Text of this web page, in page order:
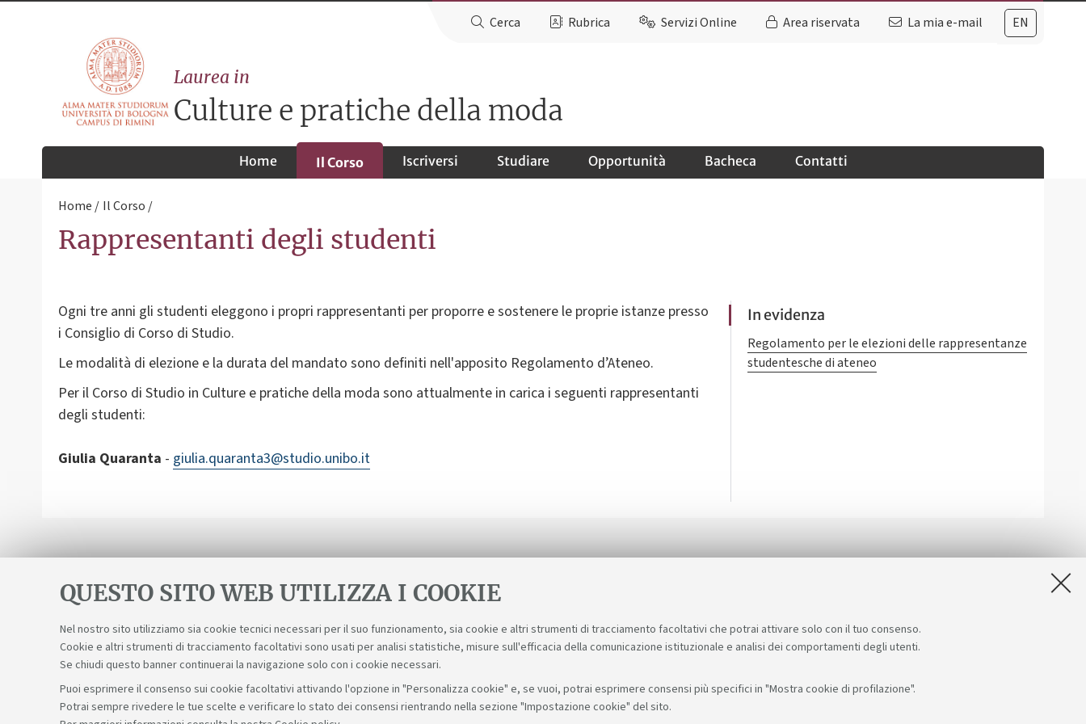
QUESTO SITO WEB UTILIZZA I COOKIE
Nel nostro sito utilizziamo sia cookie tecnici necessari per il suo funzionamento, sia cookie e altri strumenti di tracciamento facoltativi che potrai attivare solo con il tuo consenso.
Cookie e altri strumenti di tracciamento facoltativi sono usati per analisi statistiche, misure sull'efficacia della comunicazione istituzionale e analisi dei comportamenti degli utenti.
Se chiudi questo banner continuerai la navigazione solo con i cookie necessari.
Puoi esprimere il consenso sui cookie facoltativi attivando l'opzione in "Personalizza cookie" e, se vuoi, potrai esprimere consensi più specifici in "Mostra cookie di profilazione".
Potrai sempre rivedere le tue scelte e verificare lo stato dei consensi rientrando nella sezione "Impostazione cookie" del sito.
EN
Cerca Rubrica Servizi Online Area riservata La mia e-mail
Laurea in
Culture e pratiche della moda
Home Il Corso Iscriversi Studiare Opportunità Bacheca Contatti
Home Il Corso
Rappresentanti degli studenti
Ogni tre anni gli studenti eleggono i propri rappresentanti per proporre e sostenere le proprie istanze presso
i Consiglio di Corso di Studio.
Le modalità di elezione e la durata del mandato sono definiti nell'apposito Regolamento d’Ateneo.
Per il Corso di Studio in Culture e pratiche della moda sono attualmente in carica i seguenti rappresentanti
degli studenti:
Giulia Quaranta - giulia.quaranta3@studio.unibo.it
In evidenza
Regolamento per le elezioni delle rappresentanze
studentesche di ateneo